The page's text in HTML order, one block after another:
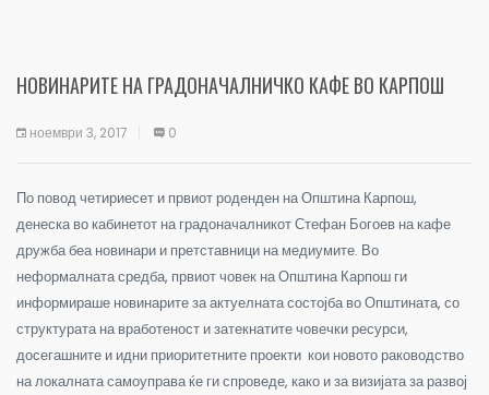
НОВИНАРИТЕ НА ГРАДОНАЧАЛНИЧКО КАФЕ ВО КАРПОШ
ноември 3, 2017 0
По повод четириесет и првиот роденден на Општина Карпош,
денеска во кабинетот на градоначалникот Стефан Богоев на кафе
дружба беа новинари и претставници на медиумите. Во
неформалната средба, првиот човек на Општина Карпош ги
информираше новинарите за актуелната состојба во Општината, со
структурата на вработеност и затекнатите човечки ресурси,
досегашните и идни приоритетните проекти кои новото раководство
на локалната самоуправа ќе ги спроведе, како и за визијата за развој